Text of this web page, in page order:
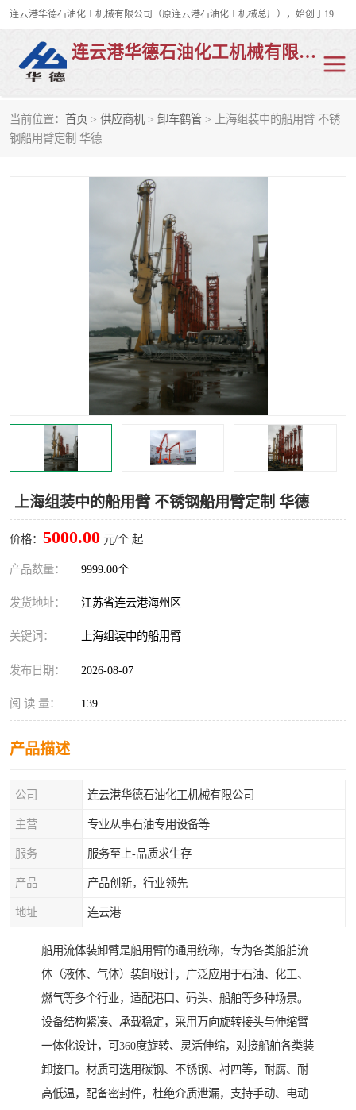
连云港华德石油化工机械有限公司（原连云港石油化工机械总厂），始创于1982年，是从事码头船用流体装卸臂、陆用流体装卸臂（鹤管）、活动梯、钢构平台、定量装车系统等全系列流体装卸设备的设计、制造、销售以及服务的专业供应商。
连云港华德石油化工机械有限公司
当前位置： 首页 > 供应商机 > 卸车鹤管 > 上海组装中的船用臂 不锈
钢船用臂定制 华德
上海组装中的船用臂 不锈钢船用臂定制 华德
价格： 5000.00 元/个 起
产品数量： 9999.00个
发货地址： 江苏省连云港海州区
关键词： 上海组装中的船用臂
发布日期： 2026-08-07
阅 读 量： 139
产品描述
公司 连云港华德石油化工机械有限公司
主营 专业从事石油专用设备等
服务 服务至上-品质求生存
产品 产品创新，行业领先
地址 连云港
船用流体装卸臂是船用臂的通用统称，专为各类船舶流
体（液体、气体）装卸设计，广泛应用于石油、化工、
燃气等多个行业，适配港口、码头、船舶等多种场景。
设备结构紧凑、承载稳定，采用万向旋转接头与伸缩臂
一体化设计，可360度旋转、灵活伸缩，对接船舶各类装
卸接口。材质可选用碳钢、不锈钢、衬四等，耐腐、耐
高低温，配备密封件，杜绝介质泄漏，支持手动、电动
陆用流体装卸臂
液氯鹤管
输油臂
紧急脱离干式接头 火车鹤管
顶部鹤管
浮动出油装置 鹤管